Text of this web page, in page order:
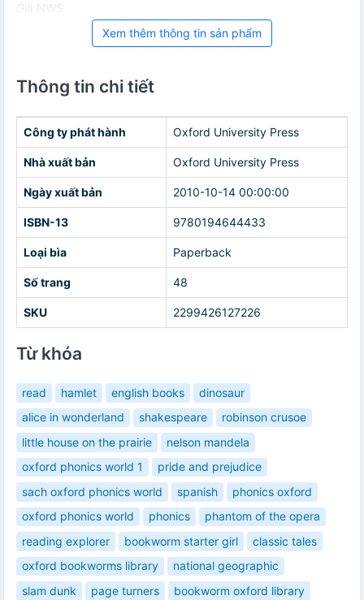
Giá NWS
Xem thêm thông tin sản phẩm
Thông tin chi tiết
Công ty phát hành Oxford University Press
Nhà xuất bản Oxford University Press
Ngày xuất bản 2010-10-14 00:00:00
ISBN-13 9780194644433
Loại bìa Paperback
Số trang 48
SKU 2299426127226
Từ khóa
read hamlet english books
dinosaur
alice in wonderland
shakespeare
robinson crusoe
little house on the prairie
nelson mandela
oxford phonics world 1
pride and prejudice
sach oxford phonics world
spanish
phonics oxford
oxford phonics world
phonics
phantom of the opera
reading explorer
bookworm starter girl
classic tales
oxford bookworms library
national geographic
slam dunk
page turners
bookworm oxford library